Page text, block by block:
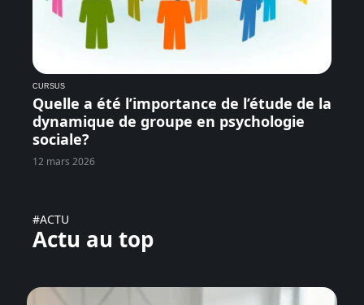
CURSUS
Quelle a été l’importance de l’étude de la
dynamique de groupe en psychologie
sociale?
12 mars 2026
#ACTU
Actu au top